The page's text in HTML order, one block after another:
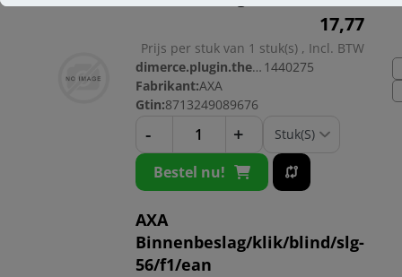
17,77
Prijs per stuk van 1 stuk(s) , Incl. BTW
dimerce.plugin.theme.productnr: 1440275
Fabrikant:AXA
Gtin:8713249089676
- +
Bestel nu!
AXA
Binnenbeslag/klik/blind/slg-
56/f1/ean